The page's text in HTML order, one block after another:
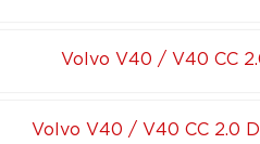
Volvo V40 / V40 CC
Volvo V40 / V40 CC 2.0